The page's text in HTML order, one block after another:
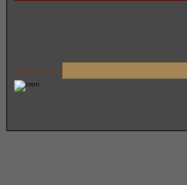
Suche nach: